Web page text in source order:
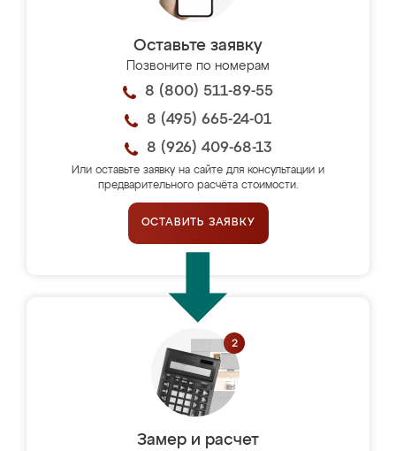
Оставьте заявку
Позвоните по номерам
8 (800) 511-89-55
8 (495) 665-24-01
8 (926) 409-68-13
Или оставьте заявку на сайте для консультации и
предварительного расчёта стоимости.
ОСТАВИТЬ ЗАЯВКУ
Замер и расчет